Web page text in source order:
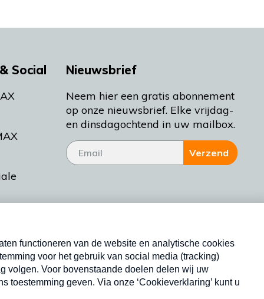
Social
Bakt
Nieuwsbrief
Neem hier een gratis abonnement
op onze nieuwsbrief. Elke vrijdag-
en dinsdagochtend in uw mailbox.
Verzend
Nieuwsbrief
Neem hier een gratis abonnement op onze